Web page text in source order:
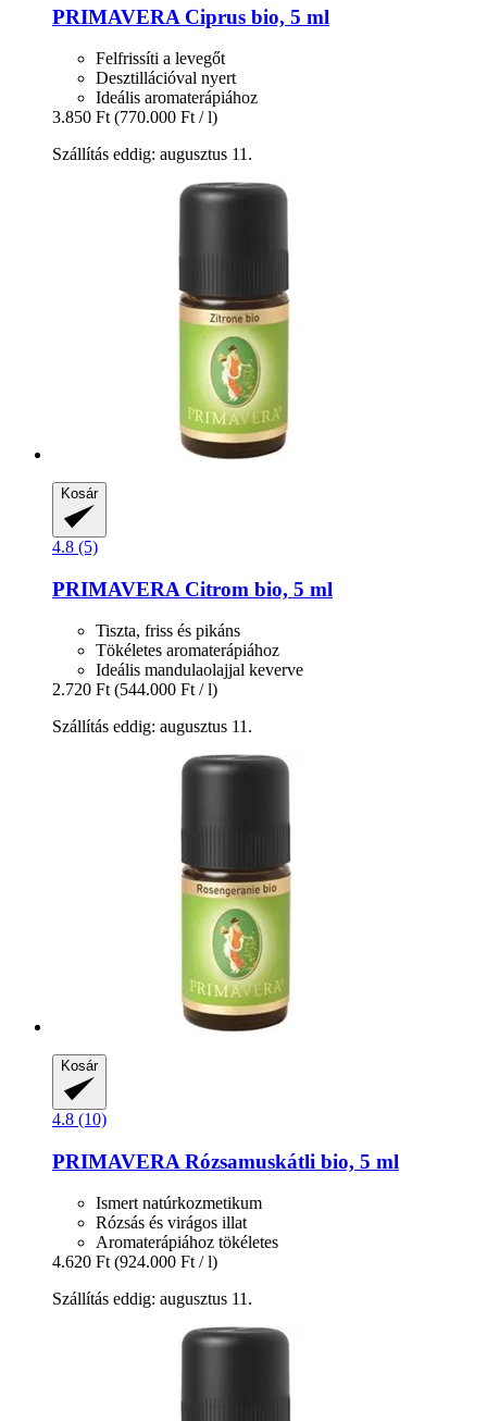
PRIMAVERA Ciprus bio, 5 ml
Felfrissíti a levegőt
Desztillációval nyert
Ideális aromaterápiához
3.850 Ft (770.000 Ft / l)
Szállítás eddig: augusztus 11.
Kosár
4.8 (5)
PRIMAVERA Citrom bio, 5 ml
Tiszta, friss és pikáns
Tökéletes aromaterápiához
Ideális mandulaolajjal keverve
2.720 Ft (544.000 Ft / l)
Szállítás eddig: augusztus 11.
Kosár
4.8 (10)
PRIMAVERA Rózsamuskátli bio, 5 ml
Ismert natúrkozmetikum
Rózsás és virágos illat
Aromaterápiához tökéletes
4.620 Ft (924.000 Ft / l)
Szállítás eddig: augusztus 11.